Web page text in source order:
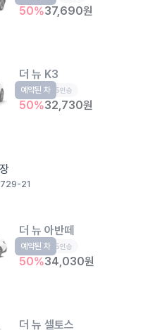
50%37,690원
더 뉴 K3
준중형 5인승
50%32,730원
예약된 차
729-21
더 뉴 아반떼
준중형 5인승
50%34,030원
예약된 차
더 뉴 셀토스